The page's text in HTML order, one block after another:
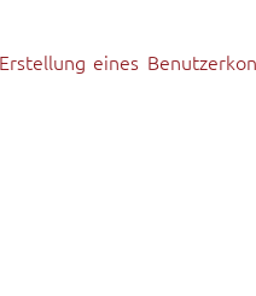
eines